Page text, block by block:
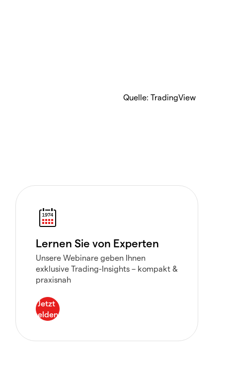
Quelle: TradingView
Lernen Sie von Experten
Unsere Webinare geben Ihnen
exklusive Trading-Insights – kompakt &
praxisnah